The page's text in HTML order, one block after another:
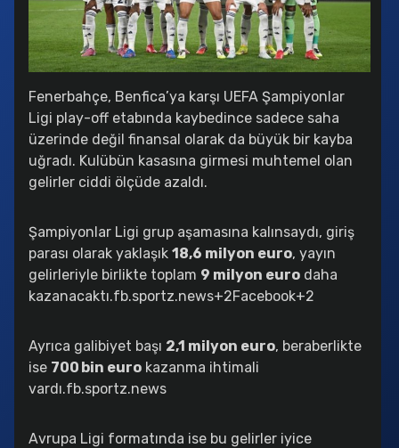
Fenerbahçe, Benfica’ya karşı UEFA Şampiyonlar
Ligi play-off etabında kaybedince sadece saha
üzerinde değil finansal olarak da büyük bir kayba
uğradı. Kulübün kasasına girmesi muhtemel olan
gelirler ciddi ölçüde azaldı.
Şampiyonlar Ligi grup aşamasına kalınsaydı, giriş
parası olarak yaklaşık 18,6 milyon euro, yayın
gelirleriyle birlikte toplam 9 milyon euro daha
kazanacaktı.fb.sportz.news+2Facebook+2
Ayrıca galibiyet başı 2,1 milyon euro, beraberlikte
ise 700 bin euro kazanma ihtimali
vardı.fb.sportz.news
Avrupa Ligi formatında ise bu gelirler iyice
Benfica – Fenerbahçe Maçı Canlı Yayın: canlimacizle.ink’te!
2025-08-27 11:54:47
Bruno Lage’den Kerem Aktürkoğlu’na Övgü
2025-08-27 11:29:23
Beşiktaş Transferde Hız Kesmiyor:
2025-08-27 11:17:20
Fenerbahçe Benfica’yı Elerse Kasası Taşacak:
Barış Alper Yılmaz’ın Geleceği Netleşiyor
2025-08-27 11:08:18